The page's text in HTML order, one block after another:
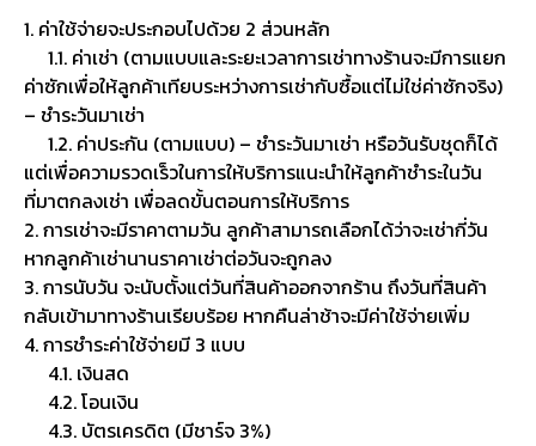
1. ค่าใช้จ่ายจะประกอบไปด้วย 2 ส่วนหลัก
1.1. ค่าเช่า (ตามแบบและระยะเวลาการเช่าทางร้านจะมีการแยก
ค่าซักเพื่อให้ลูกค้าเทียบระหว่างการเช่ากับซื้อแต่ไม่ใช่ค่าซักจริง)
– ชำระวันมาเช่า
1.2. ค่าประกัน (ตามแบบ) – ชำระวันมาเช่า หรือวันรับชุดก็ได้
แต่เพื่อความรวดเร็วในการให้บริการแนะนำให้ลูกค้าชำระในวัน
ที่มาตกลงเช่า เพื่อลดขั้นตอนการให้บริการ
2. การเช่าจะมีราคาตามวัน ลูกค้าสามารถเลือกได้ว่าจะเช่ากี่วัน
หากลูกค้าเช่านานราคาเช่าต่อวันจะถูกลง
3. การนับวัน จะนับตั้งแต่วันที่สินค้าออกจากร้าน ถึงวันที่สินค้า
กลับเข้ามาทางร้านเรียบร้อย หากคืนล่าช้าจะมีค่าใช้จ่ายเพิ่ม
4. การชำระค่าใช้จ่ายมี 3 แบบ
4.1. เงินสด
4.2. โอนเงิน
4.3. บัตรเครดิต (มีชาร์จ 3%)